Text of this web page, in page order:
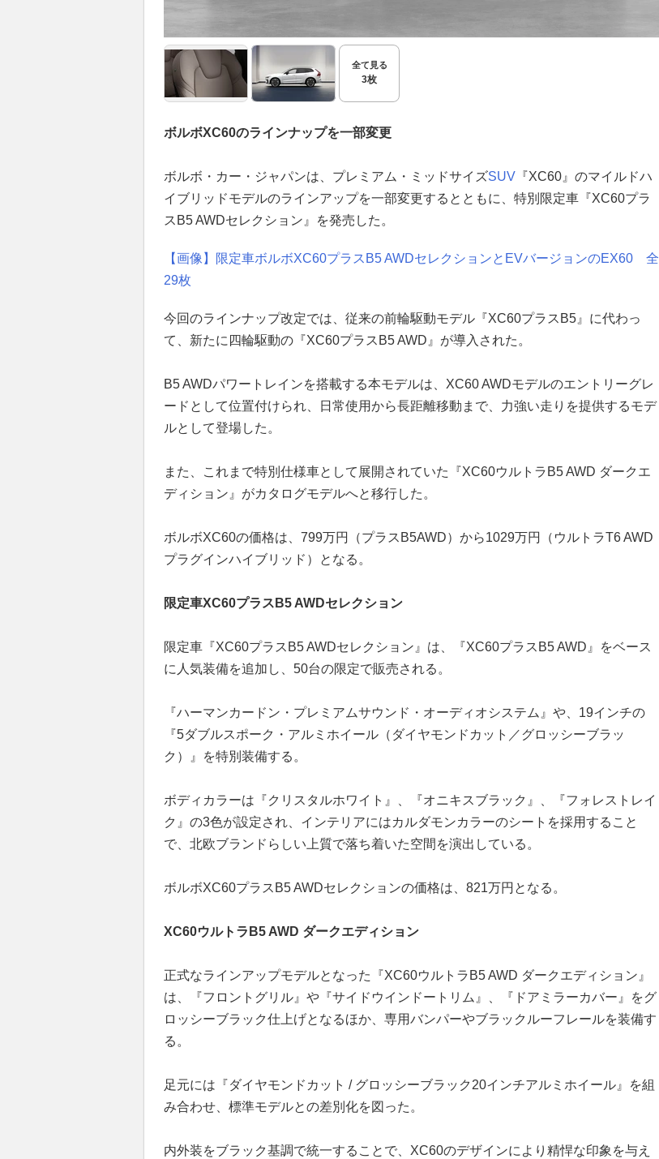
全て見る
3枚
ボルボXC60のラインナップを一部変更
ボルボ・カー・ジャパンは、プレミアム・ミッドサイズSUV 『XC60』のマイルドハ
イブリッドモデルのラインアップを一部変更するとともに、特別限定車『XC60プラ
スB5 AWDセレクション』を発売した。
【画像】限定車ボルボXC60プラスB5 AWDセレクションとEVバージョンのEX60 全
29枚
今回のラインナップ改定では、従来の前輪駆動モデル『XC60プラスB5』に代わっ
て、新たに四輪駆動の『XC60プラスB5 AWD』が導入された。
B5 AWDパワートレインを搭載する本モデルは、XC60 AWDモデルのエントリーグレ
ードとして位置付けられ、日常使用から長距離移動まで、力強い走りを提供するモデ
ルとして登場した。
また、これまで特別仕様車として展開されていた『XC60ウルトラB5 AWD ダークエ
ディション』がカタログモデルへと移行した。
ボルボXC60の価格は、799万円（プラスB5AWD）から1029万円（ウルトラT6 AWD
プラグインハイブリッド）となる。
限定車XC60プラスB5 AWDセレクション
限定車『XC60プラスB5 AWDセレクション』は、『XC60プラスB5 AWD』をベース
に人気装備を追加し、50台の限定で販売される。
『ハーマンカードン・プレミアムサウンド・オーディオシステム』や、19インチの
『5ダブルスポーク・アルミホイール（ダイヤモンドカット／グロッシーブラッ
ク）』を特別装備する。
ボディカラーは『クリスタルホワイト』、『オニキスブラック』、『フォレストレイ
ク』の3色が設定され、インテリアにはカルダモンカラーのシートを採用すること
で、北欧ブランドらしい上質で落ち着いた空間を演出している。
ボルボXC60プラスB5 AWDセレクションの価格は、821万円となる。
XC60ウルトラB5 AWD ダークエディション
正式なラインアップモデルとなった『XC60ウルトラB5 AWD ダークエディション』
は、『フロントグリル』や『サイドウインドートリム』、『ドアミラーカバー』をグ
ロッシーブラック仕上げとなるほか、専用バンパーやブラックルーフレールを装備す
る。
足元には『ダイヤモンドカット / グロッシーブラック20インチアルミホイール』を組
み合わせ、標準モデルとの差別化を図った。
内外装をブラック基調で統一することで、XC60のデザインにより精悍な印象を与え